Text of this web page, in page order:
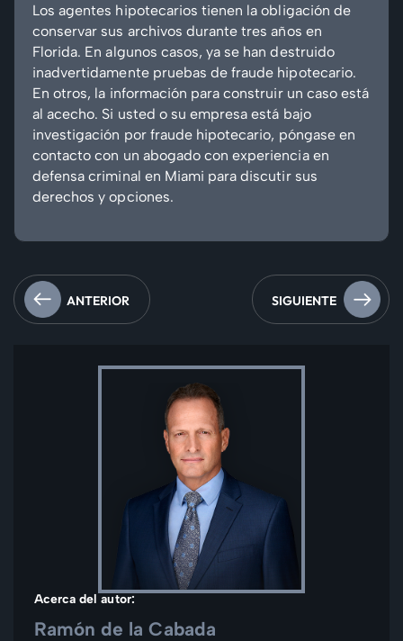
Los agentes hipotecarios tienen la obligación de
conservar sus archivos durante tres años en
Florida. En algunos casos, ya se han destruido
inadvertidamente pruebas de fraude hipotecario.
En otros, la información para construir un caso está
al acecho. Si usted o su empresa está bajo
investigación por fraude hipotecario, póngase en
contacto con un abogado con experiencia en
defensa criminal en Miami para discutir sus
derechos y opciones.
ANTERIOR SIGUIENTE
Acerca del autor:
Ramón de la Cabada